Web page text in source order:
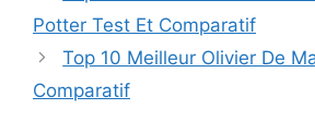
Potter Test Et Comparatif
Top 10 Meilleur Olivier De
Comparatif